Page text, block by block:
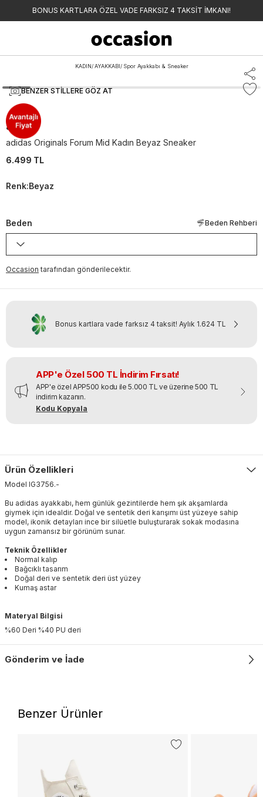
BONUS KARTLARA ÖZEL VADE FARKSIZ 4 TAKSİT İMKANI!
KADIN/ AYAKKABI/ Spor Ayakkabı & Sneaker
BENZER STILLERE GÖZ AT
adidas
adidas Originals Forum Mid Kadın Beyaz Sneaker
6.499 TL
Renk:Beyaz
Beden Beden Rehberi
Occasion tarafından gönderilecektir.
Bonus kartlara vade farksız 4 taksit! Aylık 1.624 TL
APP'e Özel 500 TL İndirim Fırsatı!
APP'e özel APP500 kodu ile 5.000 TL ve üzerine 500 TL
indirim kazanın.
Kodu Kopyala
Ürün Özellikleri
Model IG3756.-
Bu adidas ayakkabı, hem günlük gezintilerde hem şık akşamlarda
giymek için idealdir. Doğal ve sentetik deri karışımı üst yüzeye sahip
model, ikonik detayları ince bir silüetle buluşturarak sokak modasına
uygun zamansız bir görünüm sunar.
Teknik Özellikler
Normal kalıp
Bağcıklı tasarım
Doğal deri ve sentetik deri üst yüzey
Kumaş astar
Materyal Bilgisi
%60 Deri %40 PU deri
Gönderim ve İade
Benzer Ürünler